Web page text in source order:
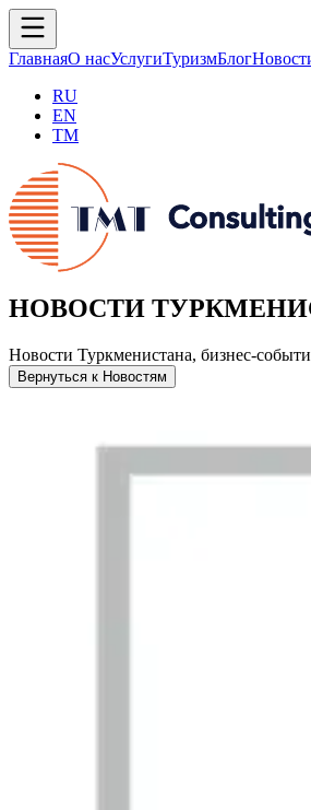
ГлавнаяО насУслугиТуризмБлог
RU
EN
TM
НОВОСТИ
Новости Туркменистана, бизнес-
Вернуться к Новостям